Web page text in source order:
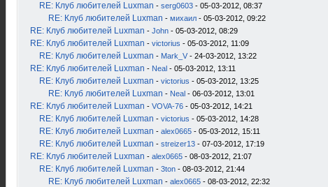
RE: Клуб любителей Luxman - serg0603 - 05-03-2012, 08:37
RE: Клуб любителей Luxman - михаил - 05-03-2012, 09:22
RE: Клуб любителей Luxman - John - 05-03-2012, 08:29
RE: Клуб любителей Luxman - victorius - 05-03-2012, 11:09
RE: Клуб любителей Luxman - Mark_V - 24-03-2012, 13:22
RE: Клуб любителей Luxman - Neal - 05-03-2012, 13:11
RE: Клуб любителей Luxman - victorius - 05-03-2012, 13:25
RE: Клуб любителей Luxman - Neal - 06-03-2012, 13:01
RE: Клуб любителей Luxman - VOVA-76 - 05-03-2012, 14:21
RE: Клуб любителей Luxman - victorius - 05-03-2012, 14:28
RE: Клуб любителей Luxman - alex0665 - 05-03-2012, 15:11
RE: Клуб любителей Luxman - streizer13 - 07-03-2012, 17:19
RE: Клуб любителей Luxman - alex0665 - 08-03-2012, 21:07
RE: Клуб любителей Luxman - 3ton - 08-03-2012, 21:44
RE: Клуб любителей Luxman - alex0665 - 08-03-2012, 22:32